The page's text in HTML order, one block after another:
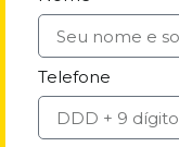
Telefone